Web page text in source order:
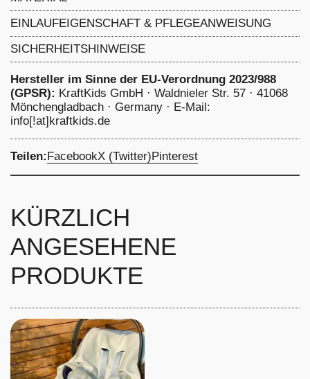
100% Leinen
EINLAUFEIGENSCHAFT & PFLEGEANWEISUNG
4 Prozent-Einlaufeingenschaft: 4 %, schonend
waschen bei 40 Grad, nicht chemisch reinigen Bleichen
SICHERHEITSHINWEISE
Hersteller im Sinne der EU-Verordnung 2023/988
(GPSR): KraftKids GmbH · Waldnieler Str. 57 · 41068
Mönchengladbach · Germany · E-Mail:
info[!at]kraftkids.de
Teilen:FacebookX (Twitter)Pinterest
KÜRZLICH
ANGESEHENE
PRODUKTE